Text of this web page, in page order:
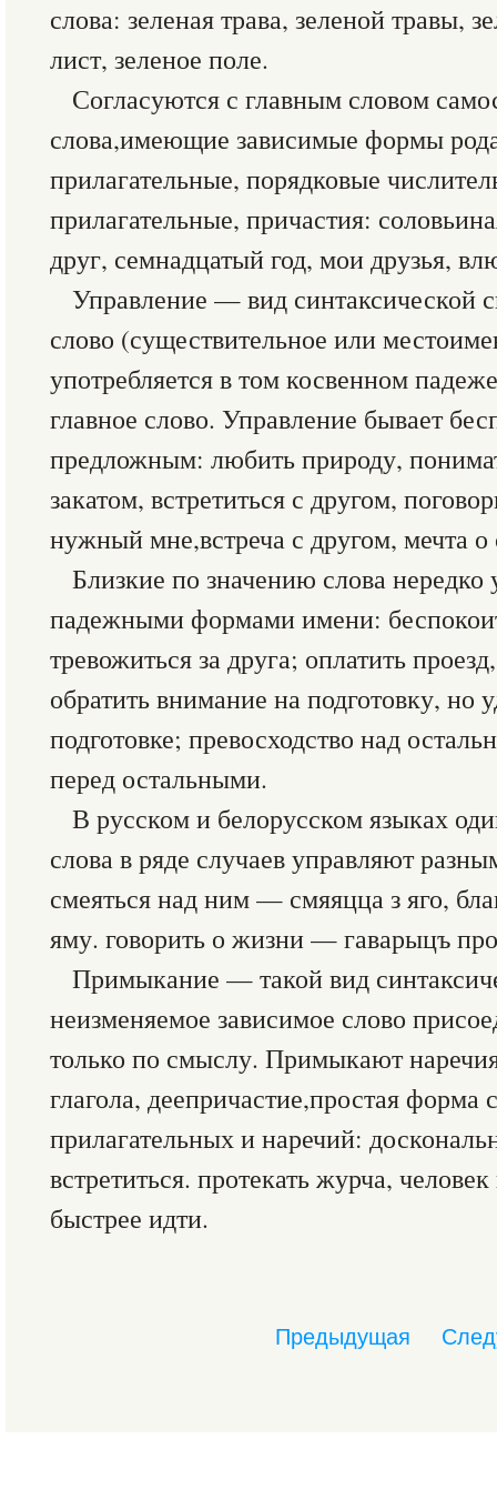
слова: зеленая трава, зеленой травы,
лист, зеленое поле.
Согласуются с главным словом
слова,имеющие зависимые формы
прилагательные, порядковые
прилагательные, причастия:
друг, семнадцатый год, мои друзья,
Управление — вид синтаксической
слово (существительное или
употребляется в том косвенном
главное слово. Управление бывает
предложным: любить природу,
закатом, встретиться с другом,
нужный мне,встреча с другом, мечта о
Близкие по значению слова
падежными формами имени:
тревожиться за друга; оплатить
обратить внимание на подготовку, но
подготовке; превосходство над
перед остальными.
В русском и белорусском языках
слова в ряде случаев управляют
смеяться над ним — смяяцца з яго,
яму. говорить о жизни — гаварыцъ
Примыкание — такой вид
неизменяемое зависимое слово
только по смыслу. Примыкают
глагола, деепричастие,простая форма
прилагательных и наречий:
встретиться. протекать журча,
быстрее идти.
Предыдущая